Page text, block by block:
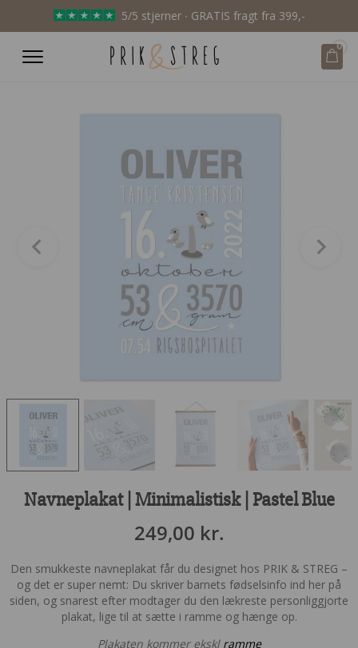
5/5 stjerner ∙ GRATIS fragt fra 399,-
0
Navneplakat | Minimalistisk | Pastel Blue
249,00 kr.
Den smukkeste navneplakat får du designet hos PRIK & STREG –
og det er super nemt: Du skriver barnets fødselsinfo ind her på
siden, og snarest efter modtager du den lækreste personliggjorte
plakat, lige til at sætte i ramme og hænge op.
Plakaten kommer ekskl ramme